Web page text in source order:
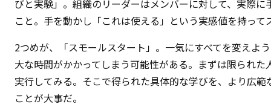
びと実験」。組織のリーダーはメンバーに対して、実際
こと。手を動かし「これは使える」という実感値を持っ
2つめが、「スモールスタート」。一気にすべてを変えよ
大な時間がかかってしまう可能性がある。まずは限られ
実行してみる。そこで得られた具体的な学びを、より広
ことが大事だ。